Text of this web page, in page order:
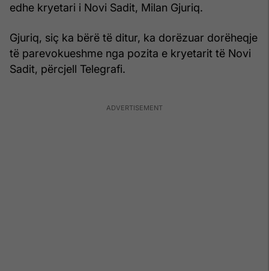
edhe kryetari i Novi Sadit, Milan Gjuriq.
Gjuriq, siç ka bërë të ditur, ka dorëzuar dorëheqje
të parevokueshme nga pozita e kryetarit të Novi
Sadit, përcjell Telegrafi.